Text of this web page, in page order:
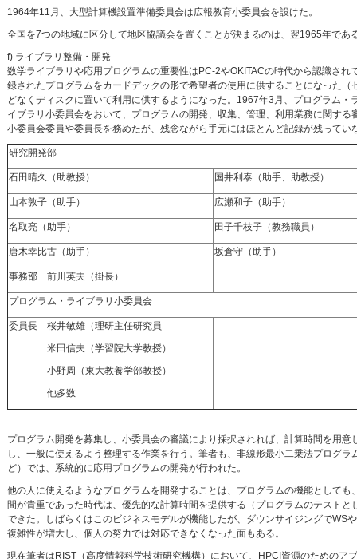
1964年11月、大型計算機設置準備委員会は広報教育小委員会を設けた。
全国を7つの地域に区分して地区協議会を置くことが決まるのは、翌1965年であ
f) ライブラリ整備・開発
数学ライブラリや応用プログラムの重要性はPC-2やOKITACの時代から認識さ
録されたプログラムをカードデックの形で希望者の使用に供することになった
どなくディスクに置いて利用に供するようになった。1967年3月、プログラム
イブラリ小委員会をおいて、プログラムの開発、収集、管理、利用業務に関す
小委員会委員や委員長を務めたが、残念ながら手元にはほとんど記録が残って
研究開発部
石田晴久（助教授） 国井利泰（助手、助教授）
山本敦子（助手） 広瀬和子（助手）
名取亮（助手） 田子千枝子（教務職員）
唐木幸比古（助手） 坂倉守（助手）
事務部 前川英夫（掛長）
プログラム・ライブラリ小委員会
委員長 桜井敏雄（理研主任研究員
米田信夫（学習院大学教授）
小野周（東大教養学部教授）
他多数
プログラム開発を募集し、小委員会の審議により採択されれば、計算時間を用
し、一般に使えるよう整理する作業を行う。筆者も、非線形最小二乗法プログ
ど）では、系統的に応用プログラムの開発が行われた。
他の人に使えるようなプログラムを開発することは、プログラムの機能として
間が貴重であった時代は、優先的な計算時間を提供する（プログラムのテスト
できた。しばらくはこのビジネスモデルが機能したが、ダウンサイジングで
複雑性が増大し、個人の努力では対応できなくなった面もある。
現在筆者はRIST（高度情報科学技術研究機構）において、HPCI資源のための